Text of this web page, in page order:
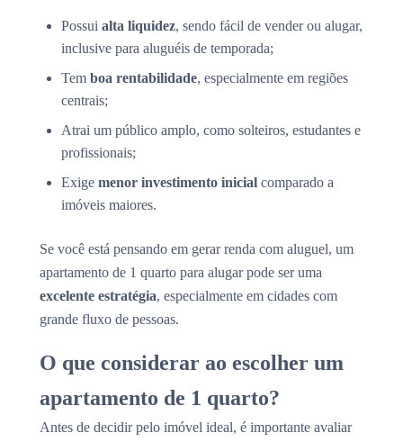
Possui alta liquidez, sendo fácil de vender ou alugar,
inclusive para aluguéis de temporada;
Tem boa rentabilidade, especialmente em regiões
centrais;
Atrai um público amplo, como solteiros, estudantes e
profissionais;
Exige menor investimento inicial comparado a
imóveis maiores.
Se você está pensando em gerar renda com aluguel, um
apartamento de 1 quarto para alugar pode ser uma
excelente estratégia, especialmente em cidades com
grande fluxo de pessoas.
O que considerar ao escolher um
apartamento de 1 quarto?
Antes de decidir pelo imóvel ideal, é importante avaliar